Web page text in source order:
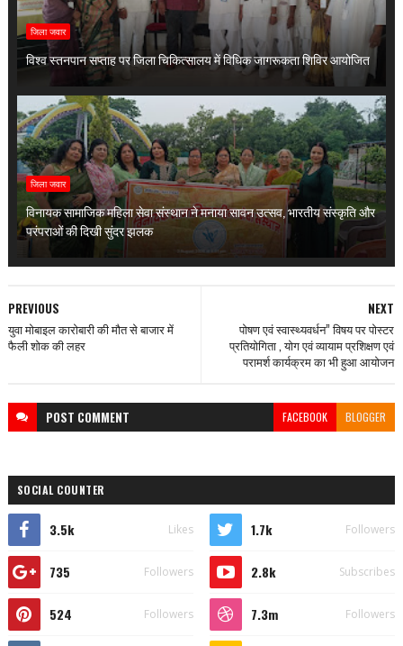
जिला जवार
विश्व स्तनपान सप्ताह पर जिला चिकित्सालय में विधिक जागरूकता शिविर आयोजित
जिला जवार
विनायक सामाजिक महिला सेवा संस्थान ने मनाया सावन उत्सव, भारतीय संस्कृति और
परंपराओं की दिखी सुंदर झलक
NEXT
पोषण एवं स्वास्थ्यवर्धन” विषय पर पोस्टर
प्रतियोगिता , योग एवं व्यायाम प्रशिक्षण एवं
परामर्श कार्यक्रम का भी हुआ आयोजन
PREVIOUS
युवा मोबाइल कारोबारी की मौत से बाजार में
फैली शोक की लहर
POST COMMENT FACEBOOK BLOGGER
SOCIAL COUNTER
3.5k Likes 1.7k Followers
735 Followers 2.8k Subscribes
524 Followers 7.3m Followers